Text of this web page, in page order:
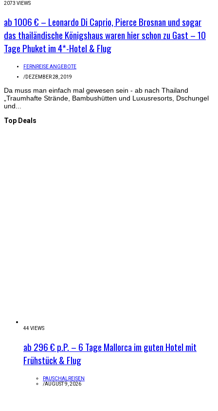
2073 VIEWS
ab 1006 € – Leonardo Di Caprio, Pierce Brosnan und sogar
das thailändische Königshaus waren hier schon zu Gast – 10
Tage Phuket im 4*-Hotel & Flug
FERNREISE ANGEBOTE
/DEZEMBER 28, 2019
Da muss man einfach mal gewesen sein - ab nach Thailand
„Traumhafte Strände, Bambushütten und Luxusresorts, Dschungel
und...
Top Deals
44 VIEWS
ab 296 € p.P. – 6 Tage Mallorca im guten Hotel mit
Frühstück & Flug
PAUSCHALREISEN
/AUGUST 9, 2026